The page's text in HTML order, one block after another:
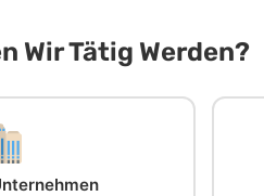
Wir Tätig Werden?